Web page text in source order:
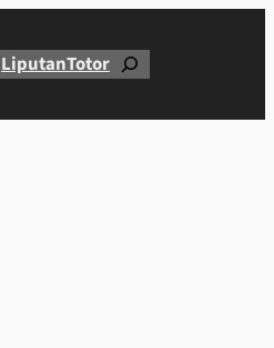
LiputanTotorCari